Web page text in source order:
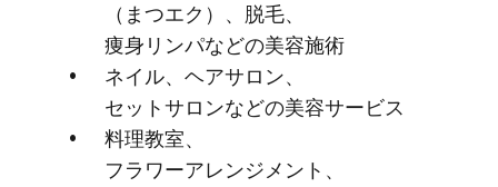
（まつエク）、​脱毛、​
痩身リンパなどの​美容施術
ネイル、​ヘアサロン、​
セットサロンなどの​美容サービス
料理教室、​
フラワーアレンジメント、​